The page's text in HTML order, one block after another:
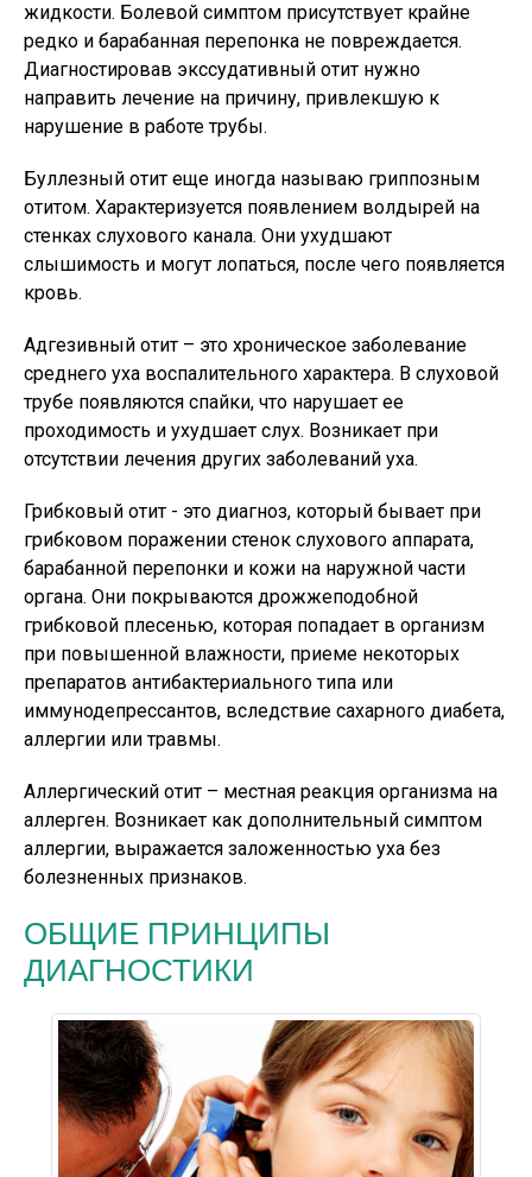
жидкости. Болевой симптом присутствует крайне
редко и барабанная перепонка не повреждается.
Диагностировав экссудативный отит нужно
направить лечение на причину, привлекшую к
нарушение в работе трубы.
Буллезный отит еще иногда называю гриппозным
отитом. Характеризуется появлением волдырей на
стенках слухового канала. Они ухудшают
слышимость и могут лопаться, после чего появляется
кровь.
Адгезивный отит – это хроническое заболевание
среднего уха воспалительного характера. В слуховой
трубе появляются спайки, что нарушает ее
проходимость и ухудшает слух. Возникает при
отсутствии лечения других заболеваний уха.
Грибковый отит - это диагноз, который бывает при
грибковом поражении стенок слухового аппарата,
барабанной перепонки и кожи на наружной части
органа. Они покрываются дрожжеподобной
грибковой плесенью, которая попадает в организм
при повышенной влажности, приеме некоторых
препаратов антибактериального типа или
иммунодепрессантов, вследствие сахарного диабета,
аллергии или травмы.
Аллергический отит – местная реакция организма на
аллерген. Возникает как дополнительный симптом
аллергии, выражается заложенностью уха без
болезненных признаков.
ОБЩИЕ ПРИНЦИПЫ
ДИАГНОСТИКИ